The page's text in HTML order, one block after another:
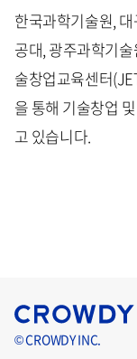
한국과학기술원,
공대, 광주과학기
술창업교육센터
을 통해 기술창업
고 있습니다.
© CROWDY INC.